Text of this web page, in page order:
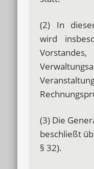
(2) In
wird
(3) Die
beschließt
§ 32).